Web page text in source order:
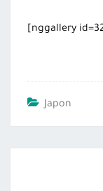
[nggallery
Japon